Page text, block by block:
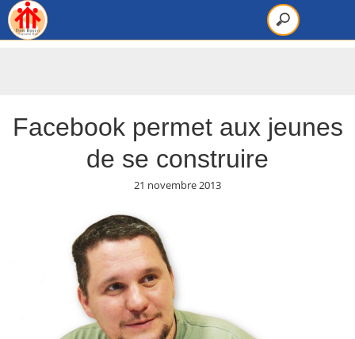
Facebook permet aux jeunes
de se construire
21 novembre 2013